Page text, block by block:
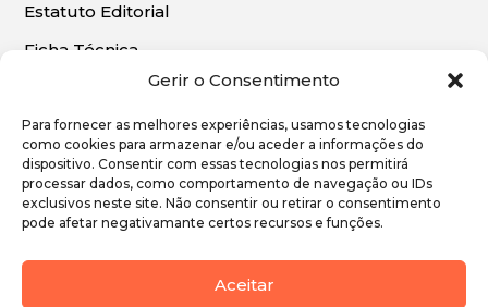
Gerir o Consentimento
Para fornecer as melhores experiências, usamos tecnologias
como cookies para armazenar e/ou aceder a informações do
dispositivo. Consentir com essas tecnologias nos permitirá
processar dados, como comportamento de navegação ou IDs
exclusivos neste site. Não consentir ou retirar o consentimento
pode afetar negativamante certos recursos e funções.
Aceitar
Estatuto Editorial
Ficha Técnica
© 2026 | O Algarve Económico. Todos os direitos
reservados.